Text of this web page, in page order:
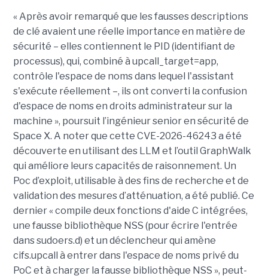
« Après avoir remarqué que les fausses descriptions
de clé avaient une réelle importance en matière de
sécurité – elles contiennent le PID (identifiant de
processus), qui, combiné à upcall_target=app,
contrôle l'espace de noms dans lequel l'assistant
s'exécute réellement –, ils ont converti la confusion
d'espace de noms en droits administrateur sur la
machine », poursuit l’ingénieur senior en sécurité de
Space X. A noter que cette CVE-2026-46243 a été
découverte en utilisant des LLM et l’outil GraphWalk
qui améliore leurs capacités de raisonnement. Un
Poc d’exploit, utilisable à des fins de recherche et de
validation des mesures d’atténuation, a été publié. Ce
dernier « compile deux fonctions d'aide C intégrées,
une fausse bibliothèque NSS (pour écrire l'entrée
dans sudoers.d) et un déclencheur qui amène
cifs.upcall à entrer dans l'espace de noms privé du
PoC et à charger la fausse bibliothèque NSS », peut-